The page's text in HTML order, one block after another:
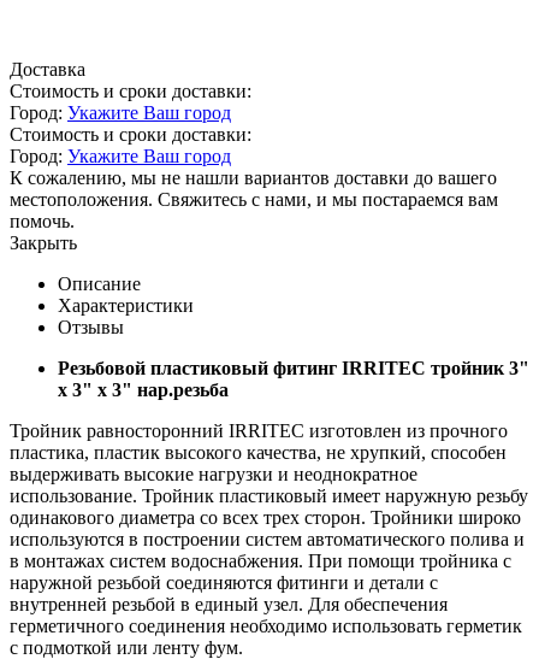
Доставка
Стоимость и сроки доставки:
Город: Укажите Ваш город
Стоимость и сроки доставки:
Город: Укажите Ваш город
К сожалению, мы не нашли вариантов доставки до вашего
местоположения. Свяжитесь с нами, и мы постараемся вам
помочь.
Закрыть
Описание
Характеристики
Отзывы
Резьбовой пластиковый фитинг IRRITEC тройник 3"
х 3" х 3" нар.резьба
Тройник равносторонний IRRITEC изготовлен из прочного
пластика, пластик высокого качества, не хрупкий, способен
выдерживать высокие нагрузки и неоднократное
использование. Тройник пластиковый имеет наружную резьбу
одинакового диаметра со всех трех сторон. Тройники широко
используются в построении систем автоматического полива и
в монтажах систем водоснабжения. При помощи тройника с
наружной резьбой соединяются фитинги и детали с
внутренней резьбой в единый узел. Для обеспечения
герметичного соединения необходимо использовать герметик
с подмоткой или ленту фум.